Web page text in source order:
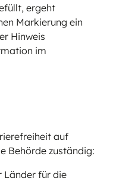
ergeht
Markierung ein
Hinweis
im
auf
Behörde zuständig:
Länder für die